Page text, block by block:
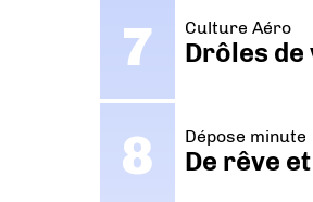
Culture Aéro
Drôles
Dépose minute
De rêve